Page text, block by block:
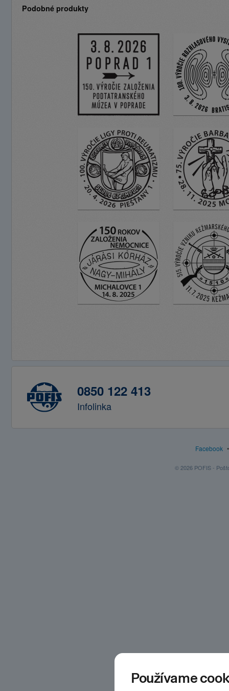
Podobné produkty
0850 122 413
Infolinka
Facebook
© 2026 POFIS -